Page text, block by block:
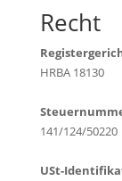
Recht
HRBA 18130
141/124/50220
USt-